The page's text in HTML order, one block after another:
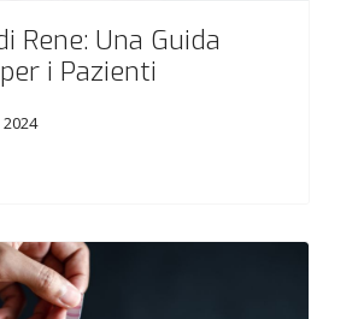
Rene: Una Guida
i Pazienti